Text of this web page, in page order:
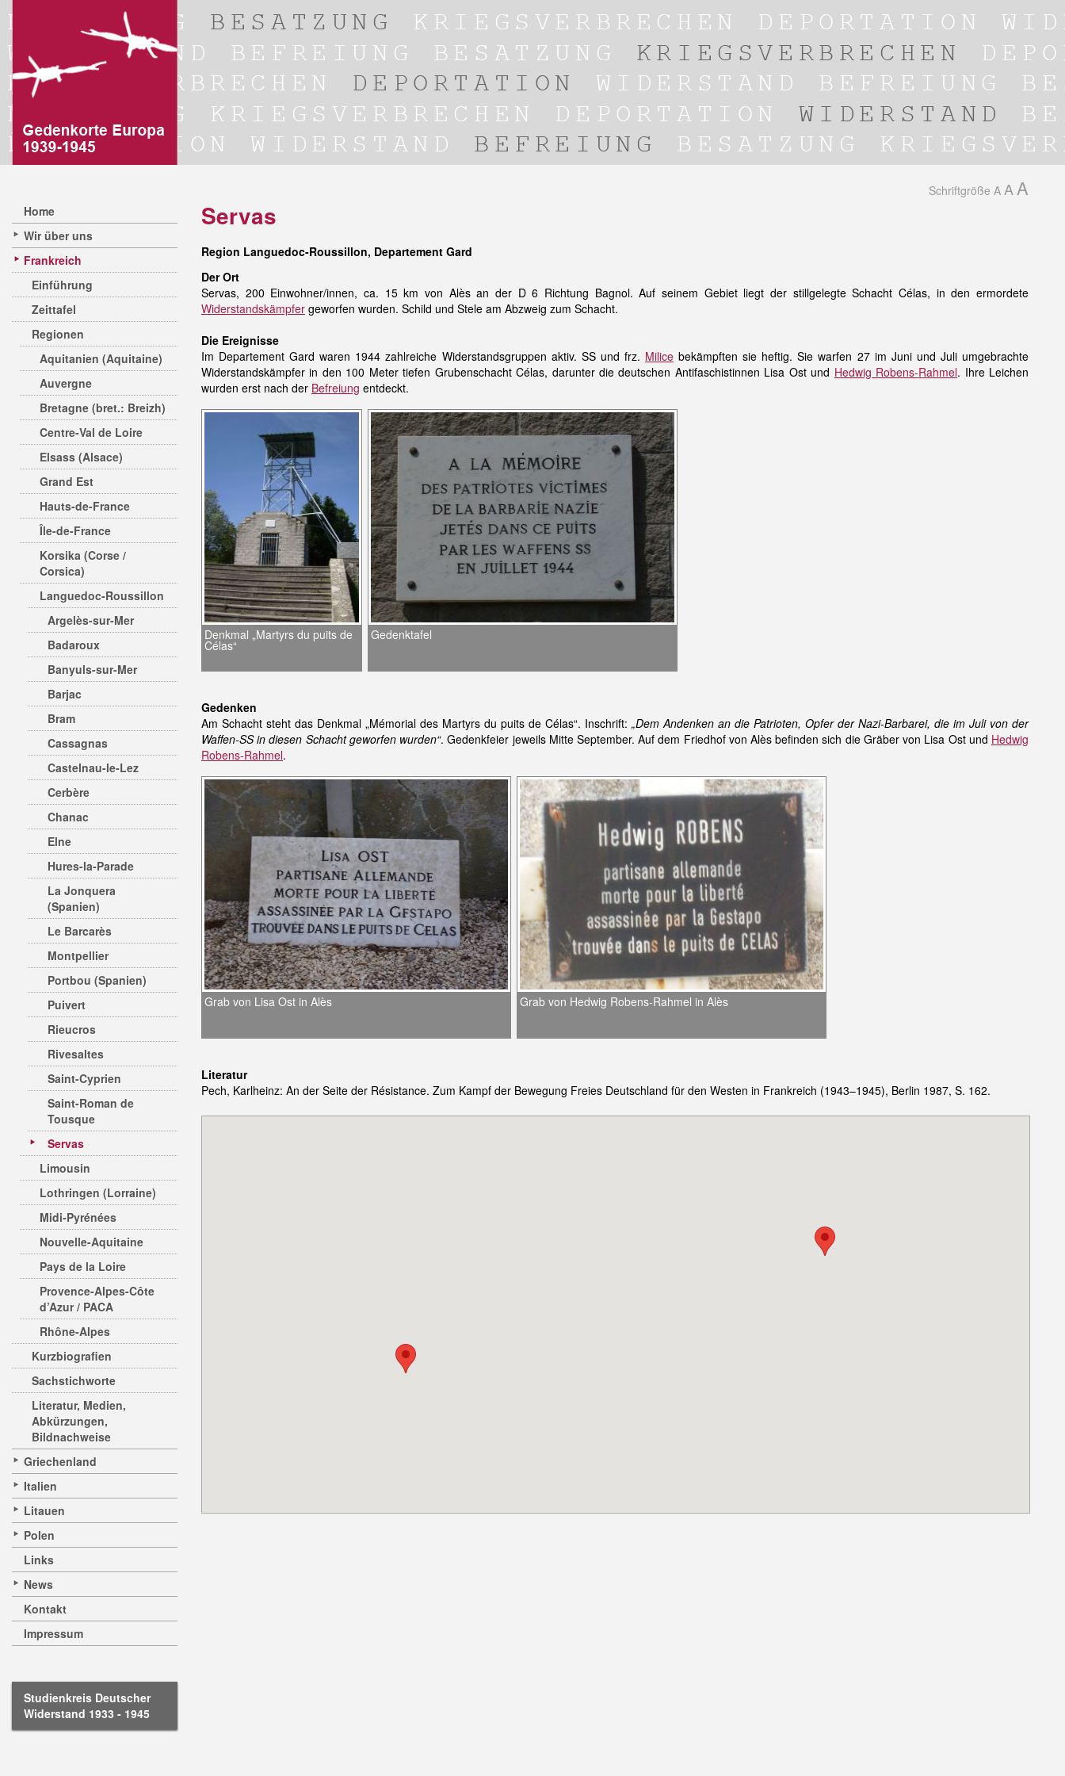
Home
Wir über uns
Frankreich
Einführung
Zeittafel
Regionen
Aquitanien (Aquitaine)
Auvergne
Bretagne (bret.: Breizh)
Centre-Val de Loire
Elsass (Alsace)
Grand Est
Hauts-de-France
Île-de-France
Korsika (Corse /
Corsica)
Languedoc-Roussillon
Argelès-sur-Mer
Badaroux
Banyuls-sur-Mer
Barjac
Bram
Cassagnas
Castelnau-le-Lez
Cerbère
Chanac
Elne
Hures-la-Parade
La Jonquera
(Spanien)
Le Barcarès
Montpellier
Portbou (Spanien)
Puivert
Rieucros
Rivesaltes
Saint-Cyprien
Saint-Roman de
Tousque
Servas
Limousin
Lothringen (Lorraine)
Midi-Pyrénées
Nouvelle-Aquitaine
Pays de la Loire
Provence-Alpes-Côte
d’Azur / PACA
Rhône-Alpes
Kurzbiografien
Sachstichworte
Literatur, Medien,
Abkürzungen,
Bildnachweise
Griechenland
Italien
Litauen
Polen
Links
News
Kontakt
Impressum
Studienkreis Deutscher
Widerstand 1933 - 1945
Schriftgröße A A A
Servas
Region Languedoc-Roussillon, Departement Gard
Der Ort
Servas, 200 Einwohner/innen, ca. 15 km von Alès an der D 6 Richtung Bagnol. Auf seinem Gebiet liegt der stillgelegte Schacht Célas, in den ermordete
Widerstandskämpfer geworfen wurden. Schild und Stele am Abzweig zum Schacht.
Die Ereignisse
Im Departement Gard waren 1944 zahlreiche Widerstandsgruppen aktiv. SS und frz. Milice bekämpften sie heftig. Sie warfen 27 im Juni und Juli umgebrachte
Widerstandskämpfer in den 100 Meter tiefen Grubenschacht Célas, darunter die deutschen Antifaschistinnen Lisa Ost und Hedwig Robens-Rahmel. Ihre Leichen
wurden erst nach der Befreiung entdeckt.
Denkmal „Martyrs du puits de
Célas“
Gedenktafel
Gedenken
Am Schacht steht das Denkmal „Mémorial des Martyrs du puits de Célas“. Inschrift: „Dem Andenken an die Patrioten, Opfer der Nazi-Barbarei, die im Juli von der
Waffen-SS in diesen Schacht geworfen wurden“. Gedenkfeier jeweils Mitte September. Auf dem Friedhof von Alès befinden sich die Gräber von Lisa Ost und Hedwig
Robens-Rahmel.
Grab von Lisa Ost in Alès Grab von Hedwig Robens-Rahmel in Alès
Literatur
Pech, Karlheinz: An der Seite der Résistance. Zum Kampf der Bewegung Freies Deutschland für den Westen in Frankreich (1943–1945), Berlin 1987, S. 162.